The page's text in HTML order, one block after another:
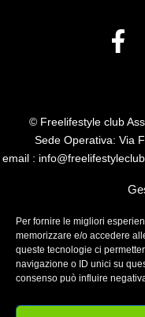
Per fornire le migliori
memorizzare e/o accedere
queste tecnologie ci
navigazione o ID unici su
consenso può influire
© Freelifestyle club
Sede Operativa: Via
email :